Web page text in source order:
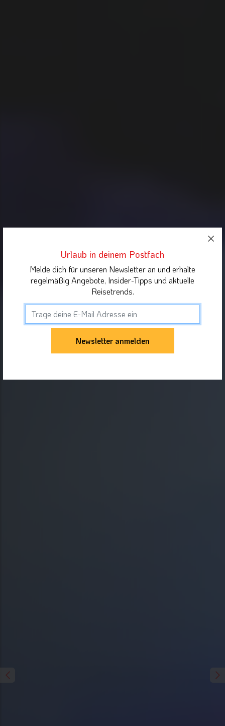
Urlaub in deinem Postfach
Melde dich für unseren Newsletter an und erhalte
regelmäßig Angebote, Insider-Tipps und aktuelle
Reisetrends.